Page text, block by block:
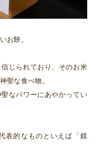
お餅。
じられており、そのお米
聖な食べ物。
なパワーにあやかってい
表的なものといえば「鏡